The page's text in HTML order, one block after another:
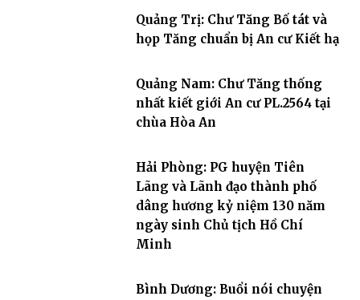
Quảng Trị: Chư Tăng Bố tát và
họp Tăng chuẩn bị An cư Kiết hạ
Quảng Nam: Chư Tăng thống
nhất kiết giới An cư PL.2564 tại
chùa Hòa An
Hải Phòng: PG huyện Tiên
Lãng và Lãnh đạo thành phố
dâng hương kỷ niệm 130 năm
ngày sinh Chủ tịch Hồ Chí
Minh
Bình Dương: Buổi nói chuyện